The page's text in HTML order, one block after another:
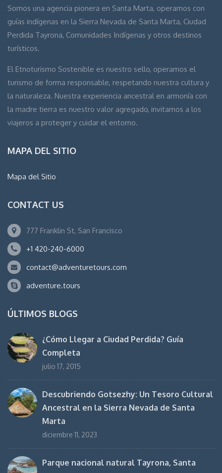
Somos una agencia pionera en Santa Marta, operamos con
guías indígenas en la Sierra Nevada de Santa Marta, Ciudad
Perdida Tayrona, Comunidades Indígenas y otros destinos
turísticos.
El Etnoturismo Sostenible es nuestro sello, operamos el
turismo de forma responsable, respetando nuestra cultura y
la naturaleza. Nuestra experiencia ancestral en armonía con
la madre tierra es nuestro valor agregado, invitamos a los
viajeros a proteger y cuidar el entorno.
MAPA DEL SITIO
Mapa del Sitio
CONTACT US
777 Franklin St, San Francisco
+1 420-240-6000
contact@adventuretours.com
adventure.tours
ÚLTIMOS BLOGS
¿Cómo Llegar a Ciudad Perdida? Guía
Completa
julio 17, 2015
Descubriendo Gotsezhy: Un Tesoro Cultural
Ancestral en la Sierra Nevada de Santa
Marta
diciembre 11, 2023
Parque nacional natural Tayrona, Santa